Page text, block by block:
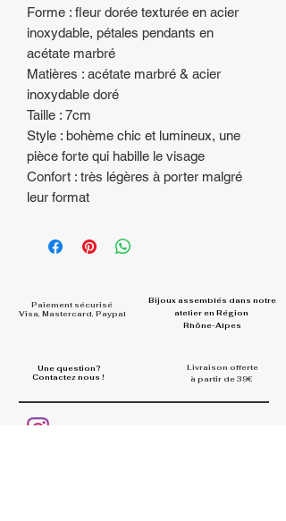
Forme : fleur dorée texturée en acier
inoxydable, pétales pendants en
acétate marbré
Matières : acétate marbré & acier
inoxydable doré
Taille : 7cm
Style : bohème chic et lumineux, une
pièce forte qui habille le visage
Confort : très légères à porter malgré
leur format
Paiement sécurisé
Visa, Mastercard, Paypal
Bijoux assemblés dans notre
atelier en Région
Rhône-Alpes
Une question?
Contactez nous !
Livraison offerte
à partir de 39€